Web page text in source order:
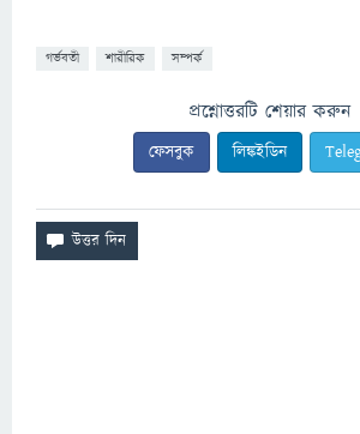
গর্ভবতী শারীরিক সম্পর্ক
প্রশ্নোত্তরটি শেয়ার করুন
ফেসবুক লিঙ্কইডিন